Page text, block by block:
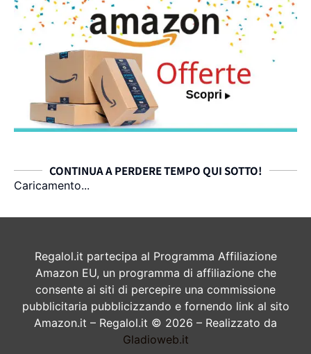
CONTINUA A PERDERE TEMPO QUI SOTTO!
Caricamento...
Regalol.it partecipa al Programma Affiliazione
Amazon EU, un programma di affiliazione che
consente ai siti di percepire una commissione
pubblicitaria pubblicizzando e fornendo link al sito
Amazon.it – Regalol.it © 2026 – Realizzato da
Gladioweb.it